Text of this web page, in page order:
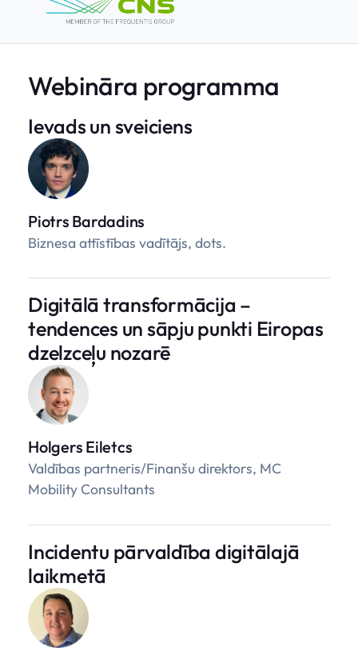
Webināra programma
Ievads un sveiciens
Piotrs Bardadins
Biznesa attīstības vadītājs, dots.
Digitālā transformācija –
tendences un sāpju punkti Eiropas
dzelzceļu nozarē
Holgers Eiletcs
Valdības partneris/Finanšu direktors, MC
Mobility Consultants
Incidentu pārvaldība digitālajā
laikmetā